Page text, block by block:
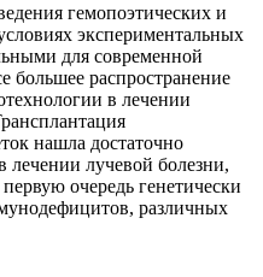
гемопоэтических и
экспериментальных
для современной
распространение
в лечении
нашла достаточно
лечении лучевой болезни,
очередь генетически
различных